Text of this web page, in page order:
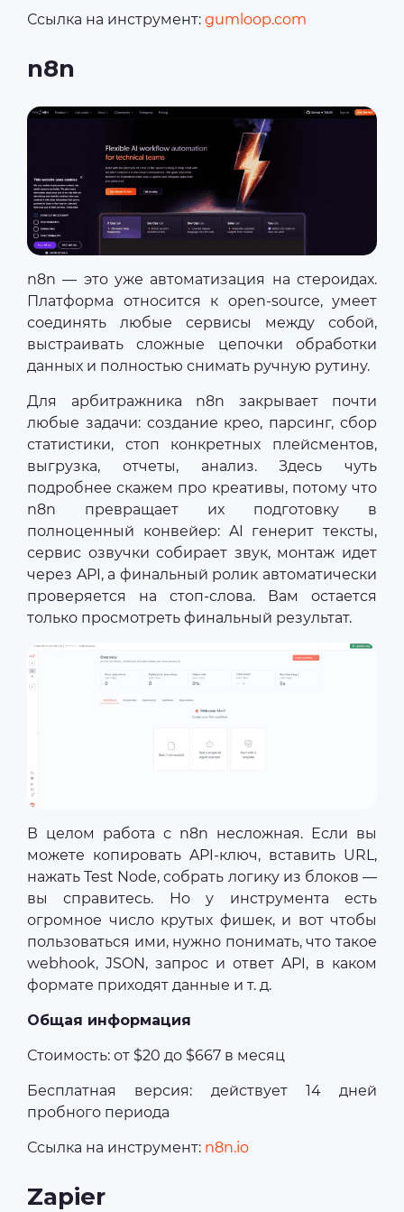
Ссылка на инструмент: gumloop.com
n8n
n8n — это уже автоматизация на стероидах.
Платформа относится к open-source, умеет
соединять любые сервисы между собой,
выстраивать сложные цепочки обработки
данных и полностью снимать ручную рутину.
Для арбитражника n8n закрывает почти
любые задачи: создание крео, парсинг, сбор
статистики, стоп конкретных плейсментов,
выгрузка, отчеты, анализ. Здесь чуть
подробнее скажем про креативы, потому что
n8n превращает их подготовку в
полноценный конвейер: AI генерит тексты,
сервис озвучки собирает звук, монтаж идет
через API, а финальный ролик автоматически
проверяется на стоп-слова. Вам остается
только просмотреть финальный результат.
В целом работа с n8n несложная. Если вы
можете копировать API-ключ, вставить URL,
нажать Test Node, собрать логику из блоков —
вы справитесь. Но у инструмента есть
огромное число крутых фишек, и вот чтобы
пользоваться ими, нужно понимать, что такое
webhook, JSON, запрос и ответ API, в каком
формате приходят данные и т. д.
Общая информация
Стоимость: от $20 до $667 в месяц
Бесплатная версия: действует 14 дней
пробного периода
Ссылка на инструмент: n8n.io
Zapier